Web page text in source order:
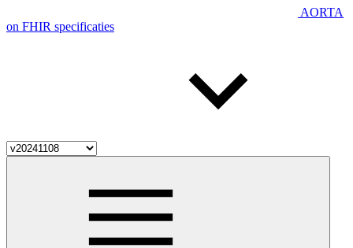
AORTA
on FHIR specificaties